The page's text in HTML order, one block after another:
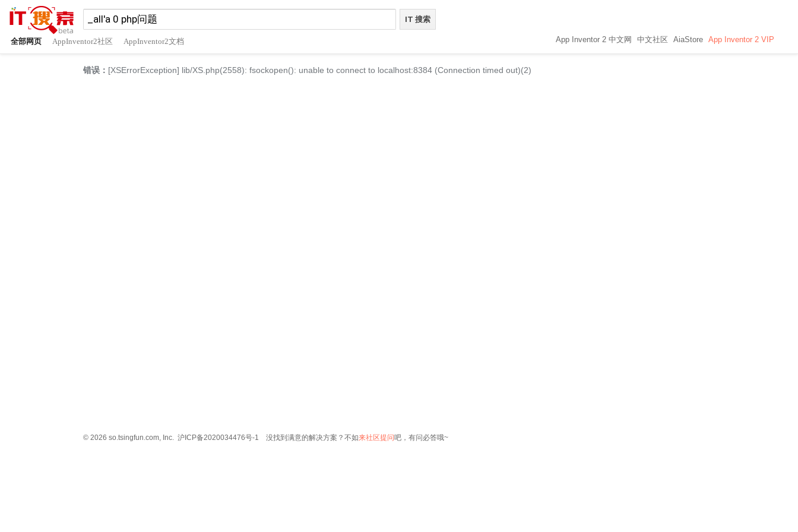
App Inventor 2 中文网 中文社区 AiaStore App Inventor 2 VIP
全部网页 AppInventor2社区 AppInventor2文档
错误： [XSErrorException] lib/XS.php(2558): fsockopen(): unable to connect to localhost:8384 (Connection timed out)(2)
© 2026 so.tsingfun.com, Inc. 沪ICP备2020034476号-1 没找到满意的解决方案？不如来社区提问吧，有问必答哦~